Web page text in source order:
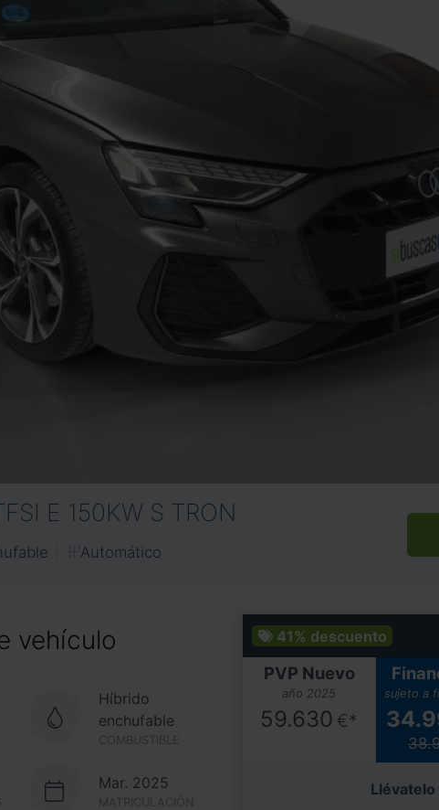
E 150KW S TRON
Automático
vehículo
Híbrido
enchufable
COMBUSTIBLE
Mar. 2025
MATRICULACIÓN
41% descuento
PVP Nuevo
año 2025
59.630 €*
sujeto a